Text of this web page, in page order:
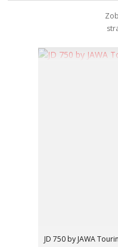
JD 750 by JAWA